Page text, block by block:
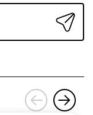
‹
›